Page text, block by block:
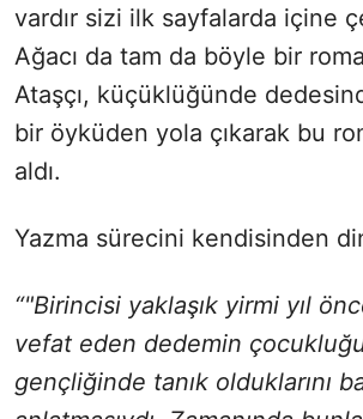
vardır sizi ilk sayfalarda içine
Ağacı da tam da böyle bir
Ataşçı, küçüklüğünde
bir öyküden yola çıkarak bu
aldı.
Yazma sürecini kendisinden
“"Birincisi yaklaşık yirmi yıl
vefat eden dedemin
gençliğinde tanık olduklarını